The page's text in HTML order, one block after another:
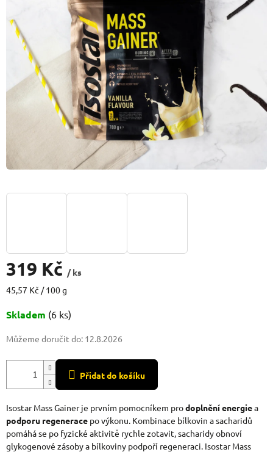
319 Kč / ks
Měrná
45,57 Kč / 100 g
Skladem (6 ks)
Můžeme doručit do: 12.8.2026
Přidat do košíku
Isostar Mass Gainer je prvním pomocníkem prodoplnění energiea
podporu regenerace po výkonu. Kombinace bílkovin a sacharidů
pomáhá se po fyzické aktivitě rychle zotavit, sacharidy obnoví
glykogenové zásoby a bílkoviny podpoří regeneraci. Isostar Mass